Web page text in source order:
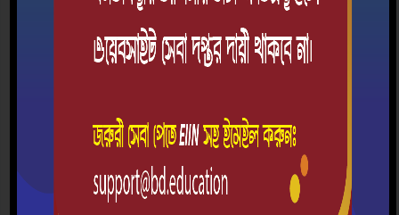
যে ক্লাসের যে সেকশন/গ্রুপ এর রুটিন দেখতে চান, সেই সেকশন/গ্রুপের
উপর ক্লিক করুন।